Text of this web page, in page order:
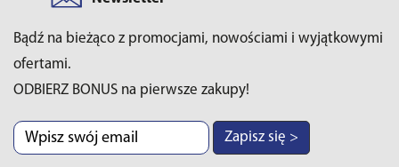
Bądź na bieżąco z promocjami, nowościami i wyjątkowymi
ofertami.
ODBIERZ BONUS na pierwsze zakupy!
Zapisz się >